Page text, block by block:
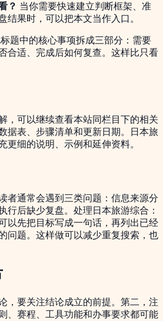
？ 当你需要快速建立判断框架、准
结果时，可以把本文当作入口。
题中的核心事项拆成三部分：需要
合适、完成后如何复查。这样比只看
，可以继续查看本站同栏目下的相关
据表、步骤清单和更新日期。日本旅
更细的说明、示例和延伸资料。
者通常会遇到三类问题：信息来源分
行后缺少复盘。处理日本旅游综合：
以先把目标写成一句话，再列出已经
问题。这样做可以减少重复搜索，也
，要关注结论成立的前提。第二，注
、赛程、工具功能和办事要求都可能